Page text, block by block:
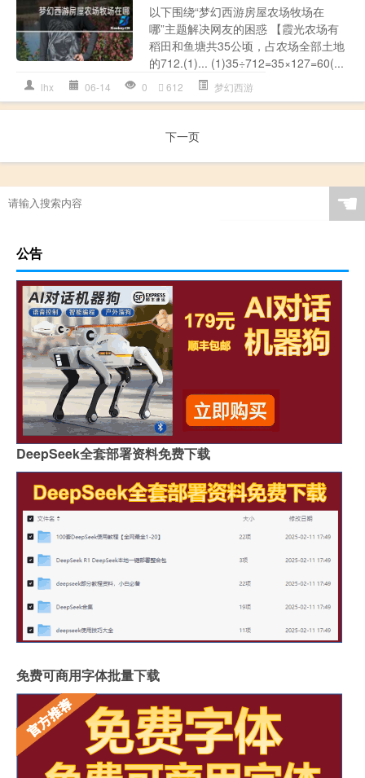
以下围绕“梦幻西游房屋农场牧场在
哪”主题解决网友的困惑 【霞光农场有
稻田和鱼塘共35公顷，占农场全部土地
的712.(1)... (1)35÷712=35×127=60(...
lhx 06-14 0 612 梦幻西游
下一页
☚
公告
DeepSeek全套部署资料免费下载
免费可商用字体批量下载